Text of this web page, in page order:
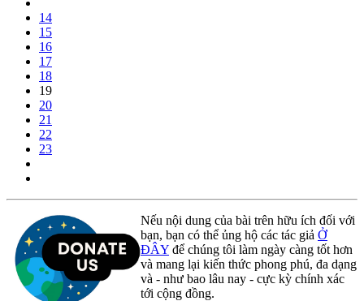
14
15
16
17
18
19
20
21
22
23
Nếu nội dung của bài trên hữu ích đối với
bạn, bạn có thể ủng hộ các tác giả Ở
ĐÂY để chúng tôi làm ngày càng tốt hơn
và mang lại kiến thức phong phú, đa dạng
và - như bao lâu nay - cực kỳ chính xác
tới cộng đồng.